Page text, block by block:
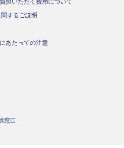
するご説明
あたっての注意
窓口